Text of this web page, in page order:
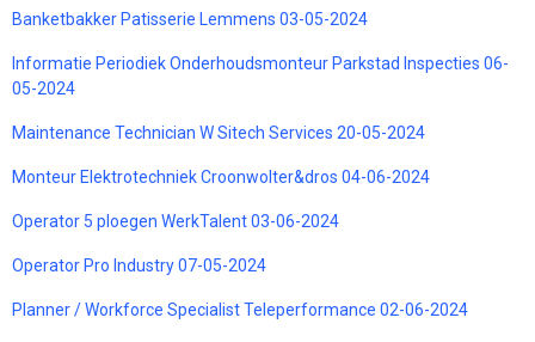
Banketbakker Patisserie Lemmens 03-05-2024
Informatie Periodiek Onderhoudsmonteur Parkstad Inspecties 06-
05-2024
Maintenance Technician W Sitech Services 20-05-2024
Monteur Elektrotechniek Croonwolter&dros 04-06-2024
Operator 5 ploegen WerkTalent 03-06-2024
Operator Pro Industry 07-05-2024
Planner / Workforce Specialist Teleperformance 02-06-2024